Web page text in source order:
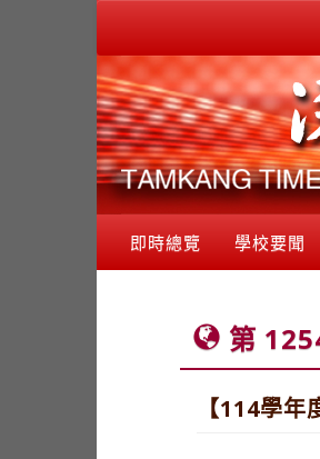
即時總覽 學校要聞
第
【114學